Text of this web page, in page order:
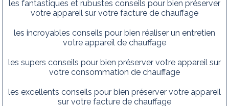
les fantastiques et rubustes conseils pour bien préserver
votre appareil sur votre facture de chauffage
les incroyables conseils pour bien réaliser un entretien
votre appareil de chauffage
les supers conseils pour bien préserver votre appareil sur
votre consommation de chauffage
les excellents conseils pour bien préserver votre appareil
sur votre facture de chauffage